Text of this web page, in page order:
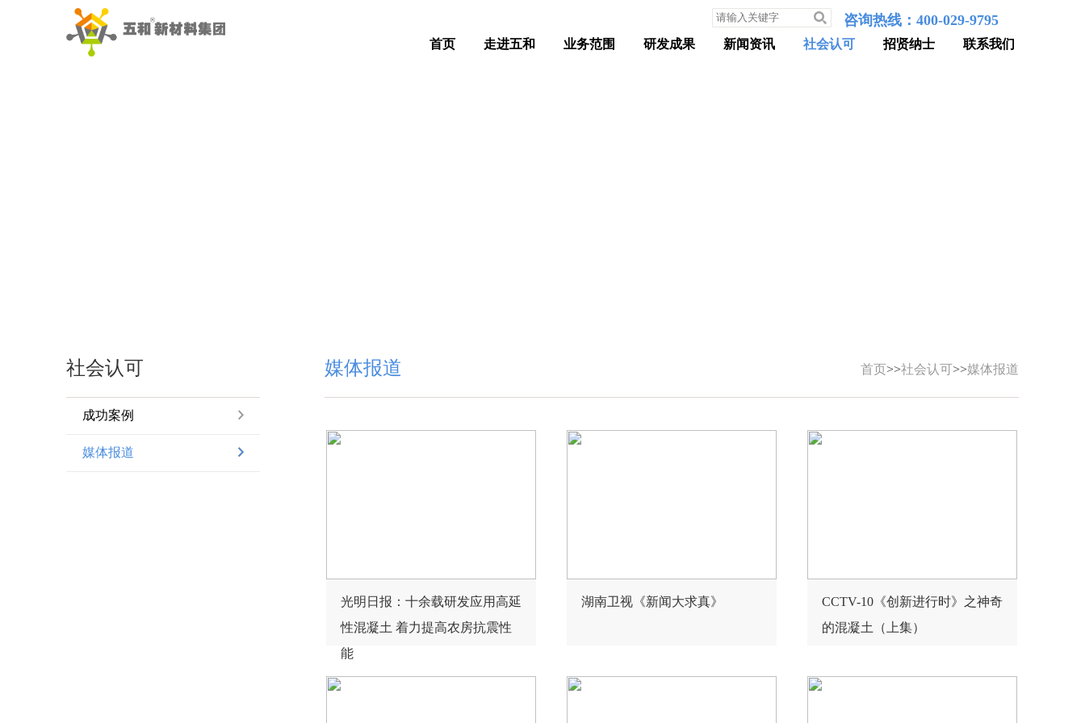
咨询热线：400-029-9795
首页 走进五和 业务范围 研发成果 新闻资讯 社会认可 招贤纳士 联系我们
社会认可
成功案例
媒体报道
首页>>社会认可>>媒体报道
媒体报道
光明日报：十余载研发应用高延
性混凝土 着力提高农房抗震性
能
湖南卫视《新闻大求真》
CCTV-10《创新进行时》之神奇
的混凝土（上集）